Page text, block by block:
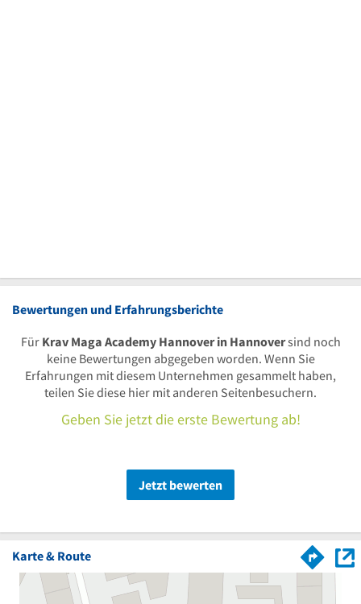
Bewertungen und Erfahrungsberichte
Für Krav Maga Academy Hannover in Hannoversind noch
keine Bewertungen abgegeben worden. Wenn Sie
Erfahrungen mit diesem Unternehmen gesammelt haben,
teilen Sie diese hier mit anderen Seitenbesuchern.
Geben Sie jetzt die erste Bewertung ab!
Jetzt bewerten
Karte & Route